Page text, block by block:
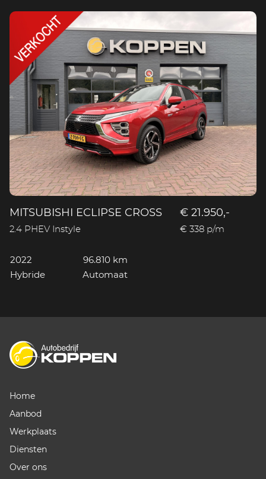
MITSUBISHI ECLIPSE CROSS
2.4 PHEV Instyle
€ 21.950,-
€ 338 p/m
2022
96.810 km
Hybride
Automaat
Home
Aanbod
Werkplaats
Diensten
Over ons